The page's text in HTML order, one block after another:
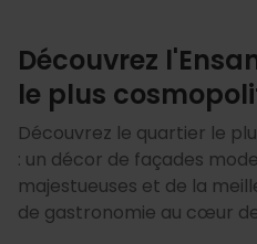
Découvrez
le plus
Découvrez le quartier le
: un décor de façades
majestueuses et de la
de gastronomie au cœur